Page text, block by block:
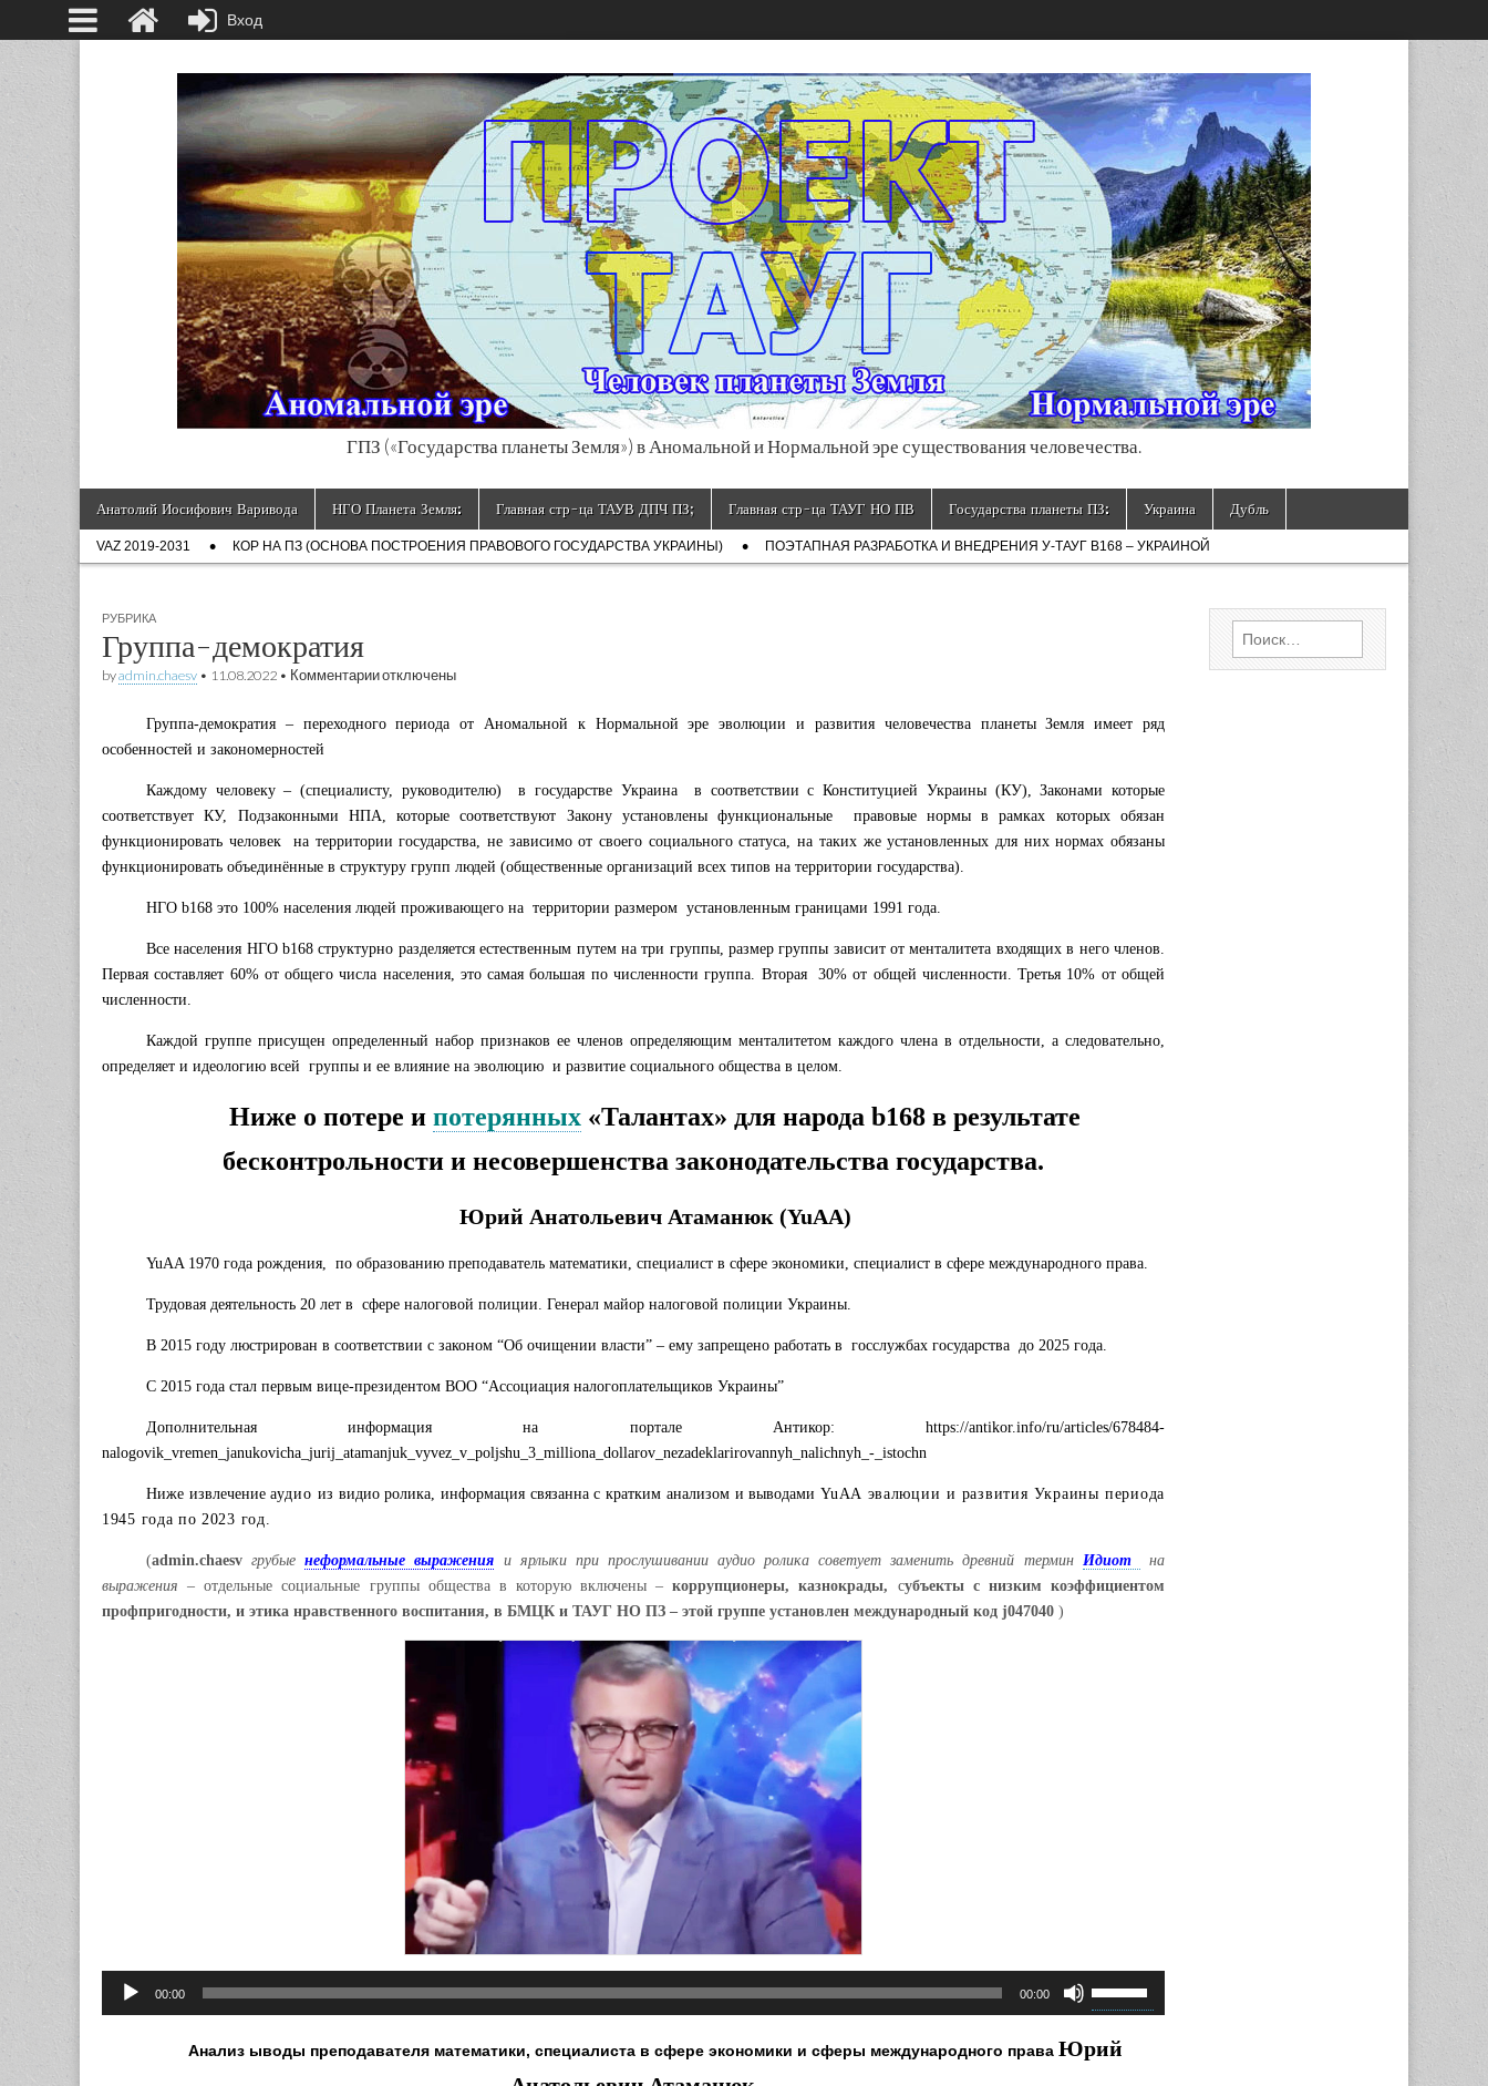
Государства планеты Земля
ГПЗ («Государства планеты Земля») в Аномальной и Нормальной эре существования человечества.
Main
menu
content
Анатолий Иосифович Варивода НГО Планета Земля: Главная стр-ца ТАУВ ДПЧ ПЗ; Главная стр-ца ТАУГ НО ПВ Государства планеты ПЗ: Украина Дубль
Sub
menu
VAZ 2019-2031 КОР НА ПЗ (ОСНОВА ПОСТРОЕНИЯ ПРАВОВОГО ГОСУДАРСТВА УКРАИНЫ) ПОЭТАПНАЯ РАЗРАБОТКА И ВНЕДРЕНИЯ У-ТАУГ B168 – УКРАИНОЙ
РУБРИКА
Группа-демократия
byadmin.chaesv • 11.08.2022 • Комментариик
демократия
отключены
Группа-демократия – переходного периода от Аномальной к Нормальной эре эволюции и развития человечества планеты Земля имеет ряд
особенностей и закономерностей
Каждому человеку – (специалисту, руководителю) в государстве Украина в соответствии с Конституцией Украины (КУ), Законами которые
соответствует КУ, Подзаконными НПА, которые соответствуют Закону установлены функциональные правовые нормы в рамках которых обязан
функционировать человек на территории государства, не зависимо от своего социального статуса, на таких же установленных для них нормах обязаны
функционировать объединённые в структуру групп людей (общественные организаций всех типов на территории государства).
НГО b168 это 100% населения людей проживающего на территории размером установленным границами 1991 года.
Все населения НГО b168 структурно разделяется естественным путем на три группы, размер группы зависит от менталитета входящих в него членов.
Первая составляет 60% от общего числа населения, это самая большая по численности группа. Вторая 30% от общей численности. Третья 10% от общей
численности.
Каждой группе присущен определенный набор признаков ее членов определяющим менталитетом каждого члена в отдельности, а следовательно,
определяет и идеологию всей группы и ее влияние на эволюцию и развитие социального общества в целом.
Ниже о потере ипотерянных «Талантах» для народа b168 в результате
бесконтрольности и несовершенства законодательства государства.
Юрий Анатольевич Атаманюк (YuAA)
YuAA 1970 года рождения, по образованию преподаватель математики, специалист в сфере экономики, специалист в сфере международного права.
Трудовая деятельность 20 лет в сфере налоговой полиции. Генерал майор налоговой полиции Украины.
В 2015 году люстрирован в соответствии с законом “Об очищении власти” – ему запрещено работать в госслужбах государства до 2025 года.
С 2015 года стал первым вице-президентом ВОО “Ассоциация налогоплательщиков Украины”
Дополнительная информация на портале Антикор: https://antikor.info/ru/articles/678484-
nalogovik_vremen_janukovicha_jurij_atamanjuk_vyvez_v_poljshu_3_milliona_dollarov_nezadeklarirovannyh_nalichnyh_-_istochn
Ниже извлечениеаудио из видио ролика, информация связанна с кратким анализом и выводами YuAA эвалюции и развития Украины периода
1945 года по 2023 год.
(admin.chaesv грубыенеформальные выражения и ярлыки при прослушивании аудио ролика советует заменить древний термин Идиот
на
выражения – отдельные социальные группы общества в которую включены –коррупционеры, казнокрады, субъекты с низким коэффициентом
профпригодности, и этика нравственного воспитания, в БМЦК и ТАУГ НО ПЗ – этой группе установлен международный код j047040 )
Аудиоплеер
00:00 00:00
клавиши
вниз,
Анализ ыводы преподавателя математики, специалиста в сфере экономики и сферы международного права Юрий
Найти:
Вход